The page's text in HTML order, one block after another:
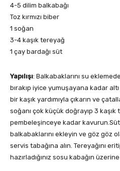
4-5 dilim balkabağı
Toz kırmızı biber
1 soğan
3-4 kaşık tereyağ
1 çay bardağı süt
Yapılışı: Balkabaklarını su
bırakıp iyice yumuşayana kadar altı
bir kaşık yardımıyla çıkarın ve
soğanı çok küçük doğrayıp 3 kaşık
pembeleşinceye kadar
balkabaklarını ekleyin ve göz göz
servis tabağına alın. Tereyağını
hazırladığınız sosu kabağın